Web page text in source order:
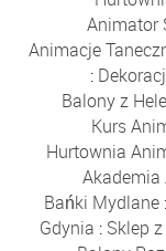
Animator
Animacje
:
Balony z
Kurs
Hurtownia
Bańki Mydlane :
Gdynia : Sklep